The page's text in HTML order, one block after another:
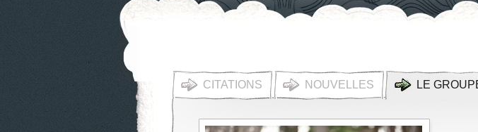
CITATIONS NOUVELLES LE